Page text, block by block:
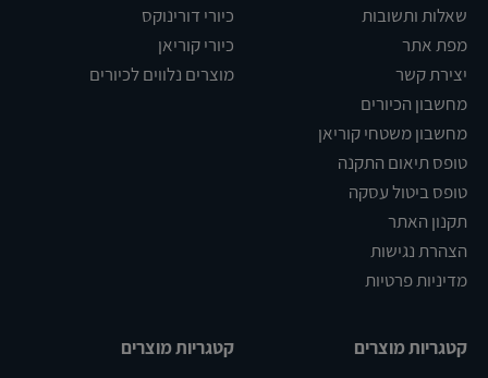
שאלות ותשובות
מפת אתר
יצירת קשר
מחשבון הכיורים
מחשבון משטחי קוריאן
טופס תיאום התקנה
טופס ביטול עסקה
תקנון האתר
הצהרת נגישות
מדיניות פרטיות
כיורי דורינוקס
כיורי קוריאן
מוצרים נלווים לכיורים
קטגריות מוצרים
קטגריות מוצרים